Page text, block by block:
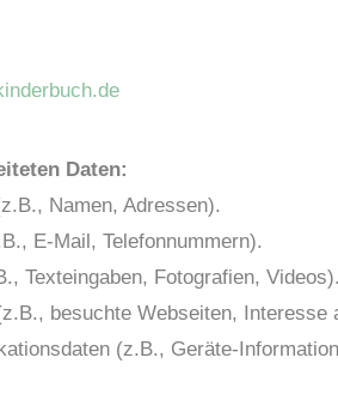
Daten:
Namen, Adressen).
E-Mail, Telefonnummern).
Texteingaben, Fotografien, Videos).
besuchte Webseiten, Interesse
(z.B., Geräte-